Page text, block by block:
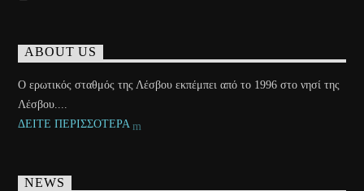
ABOUT US
Ο ερωτικός σταθμός της Λέσβου εκπέμπει από το 1996 στο νησί της
Λέσβου....
ΔΕΙΤΕ ΠΕΡΙΣΣΟΤΕΡΑ
NEWS